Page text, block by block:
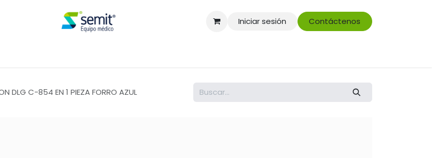
Iniciar sesión Contáctenos
DLG C-854 EN 1 PIEZA FORRO AZUL